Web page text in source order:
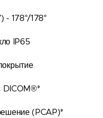
- 178°/178°
IP65
DICOM®*
(PCAP)*